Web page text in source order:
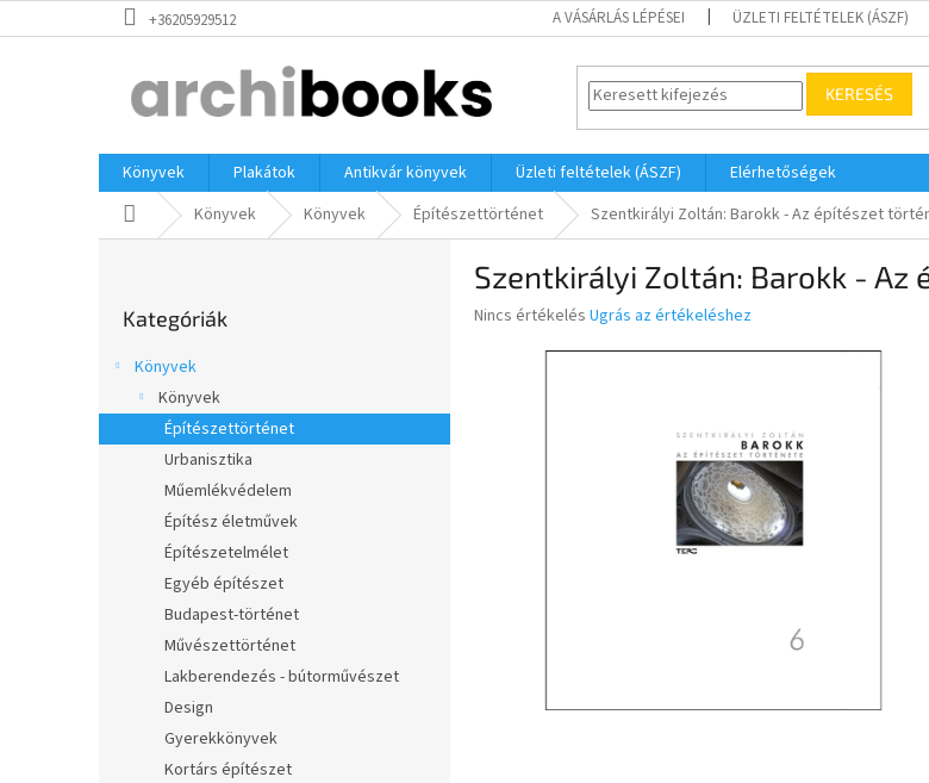
a
+36205929512 A VÁSÁRLÁS LÉPÉSEI ÜZLETI FELTÉTELEK (ÁSZF)
KERESÉS
Könyvek Plakátok Antikvár könyvek Üzleti feltételek (ÁSZF)
Elérhetőségek
KezdőlapKönyvek Könyvek Építészettörténet Szentkirályi Zoltán: Barokk - Az építészet
ó
átugrása
Kategóriák
Könyvek
Könyvek
Építészettörténet
Urbanisztika
Műemlékvédelem
Építész életművek
Építészetelmélet
Egyéb építészet
Budapest-történet
Művészettörténet
Lakberendezés - bútorművészet
Design
Gyerekkönyvek
Kortárs építészet
Szentkirályi Zoltán: Barokk - Az
A
Nincs értékelés Ugrás az értékeléshez